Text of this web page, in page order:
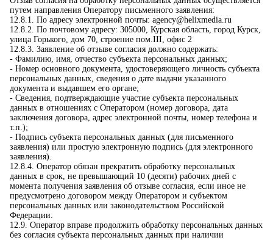
путем направления Оператору письменного заявления:
12.8.1. По адресу электронной почты: agency@helixmedia.ru
12.8.2. По почтовому адресу: 305000, Курская область, город Курск,
улица Горького, дом 70, строение пом.III, офис 2
12.8.3. Заявление об отзыве согласия должно содержать:
- Фамилию, имя, отчество субъекта персональных данных;
- Номер основного документа, удостоверяющего личность субъекта
персональных данных, сведения о дате выдачи указанного
документа и выдавшем его органе;
- Сведения, подтверждающие участие субъекта персональных
данных в отношениях с Оператором (номер договора, дата
заключения договора, адрес электронной почты, номер телефона и
т.п.);
- Подпись субъекта персональных данных (для письменного
заявления) или простую электронную подпись (для электронного
заявления).
12.8.4. Оператор обязан прекратить обработку персональных
данных в срок, не превышающий 10 (десяти) рабочих дней с
момента получения заявления об отзыве согласия, если иное не
предусмотрено договором между Оператором и субъектом
персональных данных или законодательством Российской
Федерации.
12.9. Оператор вправе продолжить обработку персональных данных
без согласия субъекта персональных данных при наличии